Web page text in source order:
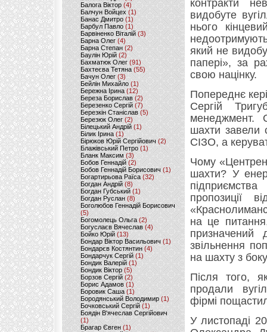
Балога Віктор (4)
Балчун Войцех (1)
Банас Дмитро (1)
Барбул Павло(1)
Барвіненко Віталій(3)
Барна Олег (4)
Барна Степан (2)
Баулін Юрій (2)
Бахматюк Олег (91)
Бахтеєва Тетяна(55)
Бачун Олег (3)
Бейлін Михайло (1)
Бережна Ірина(12)
Береза Борислав(2)
Березенко Сергій (7)
Березкін Станіслав (5)
Березюк Олег(2)
Білецький Андрій (1)
Білик Ірина (1)
Бірюков Юрій Сергійович (2)
Блажівський Петро (1)
Бланк Максим(3)
Бобов Геннадій (2)
Бобов Геннадій Борисович (1)
Богартирьова Раїса (32)
Богдан Андрій(8)
Богдан Губський (1)
Богдан Руслан(8)
Боголюбов Геннадій Борисович
(5)
Богомолець Ольга (2)
Богуслаєв Вячеслав (4)
Бойко Юрій (13)
Бондар Віктор Васильович (1)
Бондарєв Костянтин (4)
Бондарчук Сергій(1)
Бондик Валерій (1)
Бондик Віктор(5)
Борзов Сергiй (2)
Борис Адамов(1)
Боровик Саша (1)
Бородянський Володимир (1)
Бочковський Сергій (1)
Боядін В'ячеслав Сергійович
(1)
Брагар Євген (1)
контракти
видобуте
нього
який не
папері», за
свою націнку.
Попереднє
Сергій
менеджмент.
шахти завели
СІЗО, а
Чому
шахти? У
пропозиції
на це
призначений
звільнення
на шахту з
Після того,
продали
фірмі
У листопаді